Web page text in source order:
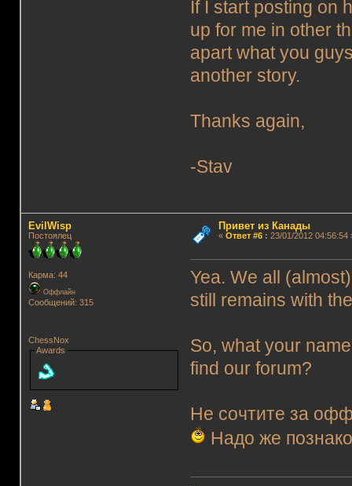
If I start posting on
up for me in other
apart what you
another story.
Thanks again,
-Stav
EvilWisp
Постоялец
Карма: 44
Оффлайн
Сообщений: 315
ChessNox
Awards
Привет из Канады
« Ответ #6: 23/01/2012 04:56:54
Yea. We all
still remains with
So, what your
find our forum?
Не сочтите за
Надо же